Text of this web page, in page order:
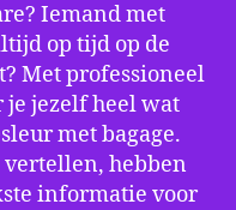
Iemand met
op tijd op de
Met professioneel
je jezelf heel wat
met bagage.
vertellen, hebben
informatie voor